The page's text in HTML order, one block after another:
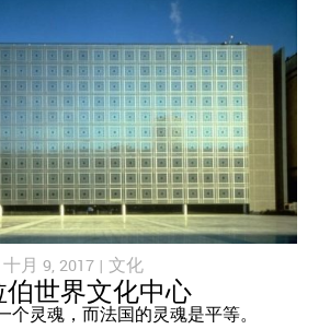
十月 9, 2017 | 文化
伯世界文化中心
个灵魂，而法国的灵魂是平等。